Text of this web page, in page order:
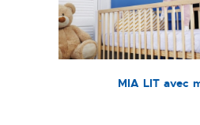
MIA LIT avec